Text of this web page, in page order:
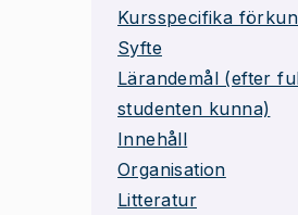
Kursspecifika
Syfte
Lärandemål (efter
studenten kunna)
Innehåll
Organisation
Litteratur